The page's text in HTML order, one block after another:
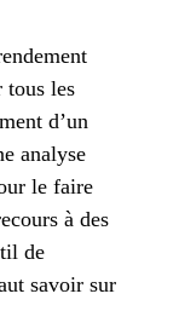
tous les
d’un
analyse
le faire
à des
de
savoir sur